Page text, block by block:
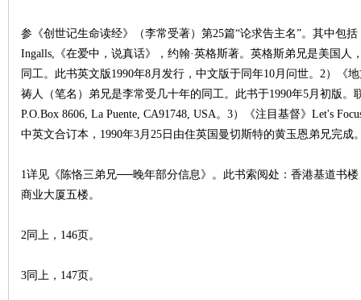
参《创世记生命读经》（李常受著）第25篇“论求告主名”。其中包括
Ingalls,《在爱中，说真话》，约翰·英格斯著。英格斯弟兄是美国
同工。此书英文版1990年8月发行，中文版于同年10月问世。2）《
祷人（笔名）弟兄是李常受几十年的同工。此书于1990年5月初版。
P.O.Box 8606, La Puente, CA91748, USA。3）《注目基督》Let's
中英文合订本，1990年3月25日由住英国曼切斯特的黄玉恩弟兄完成
1详见《陈恪三弟兄──晚年部分信息》。此书索阅处：香港基道书
商业大厦五楼。
2同上，146页。
3同上，147页。